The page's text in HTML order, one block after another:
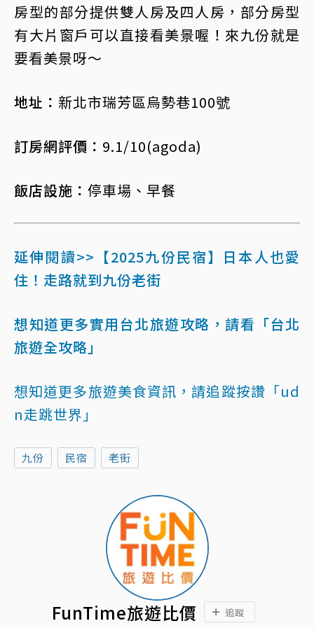
房型的部分提供雙人房及四人房，部分房型
有大片窗戶可以直接看美景喔！來九份就是
要看美景呀～
地址： 新北市瑞芳區烏勢巷100號
訂房網評價： 9.1/10(agoda)
飯店設施： 停車場、早餐
延伸閱讀>>【2025九份民宿】日本人也愛
住！走路就到九份老街
想知道更多實用台北旅遊攻略，請看「台北
旅遊全攻略」
想知道更多旅遊美食資訊，請追蹤按讚「ud
n走跳世界」
九份 民宿 老街
FunTime旅遊比價 追蹤